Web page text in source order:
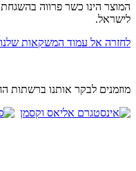
המוצר הינו כשר פרווה
לישראל.
לחזרה אל עמוד המשקאות שלנו
מוזמנים לבקר אותנו ברשתות